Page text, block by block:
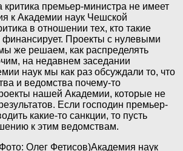
премьер-министра не имеет
к Академии наук Чешской
в отношении тех, кто такие
Проекты с нулевыми
же решаем, как распределять
на недавнем заседании
наук мы как раз обсуждали то, что
и ведомства почему-то
нашей Академии, которые не
Если господин премьер-
какие-то санкции, то пусть
к этим ведомствам.
Академия наук